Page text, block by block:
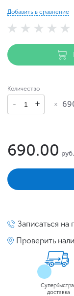
Добавить в сравнение
Количество
690.00 руб.
Записаться на
Проверить
доставка